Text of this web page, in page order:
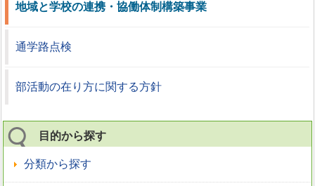
地域と学校の連携・協働体制構築事業
通学路点検
部活動の在り方に関する方針
目的から探す
分類から探す